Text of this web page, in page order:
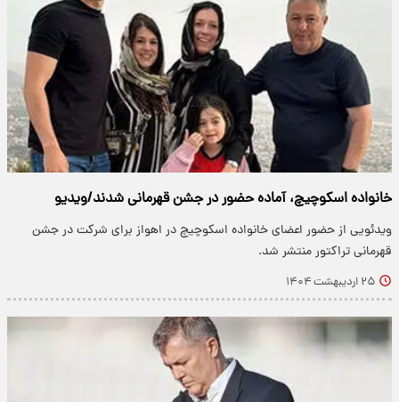
خانواده اسکوچیچ، آماده حضور در جشن قهرمانی شدند/ویدیو
ویدئویی از حضور اعضای خانواده اسکوچیچ در اهواز برای شرکت در جشن
قهرمانی تراکتور منتشر شد.
۲۵ اردیبهشت ۱۴۰۴